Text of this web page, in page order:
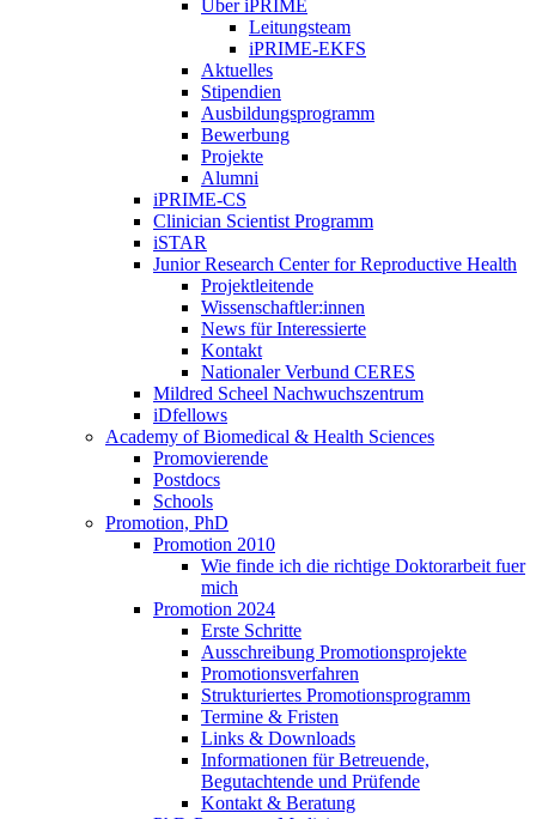
Über iPRIME
Leitungsteam
iPRIME-EKFS
Aktuelles
Stipendien
Ausbildungsprogramm
Bewerbung
Projekte
Alumni
iPRIME-CS
Clinician Scientist Programm
iSTAR
Junior Research Center for Reproductive Health
Projektleitende
Wissenschaftler:innen
News für Interessierte
Kontakt
Nationaler Verbund CERES
Mildred Scheel Nachwuchszentrum
iDfellows
Academy of Biomedical & Health Sciences
Promovierende
Postdocs
Schools
Promotion, PhD
Promotion 2010
Wie finde ich die richtige Doktorarbeit fuer
mich
Promotion 2024
Erste Schritte
Ausschreibung Promotionsprojekte
Promotionsverfahren
Strukturiertes Promotionsprogramm
Termine & Fristen
Links & Downloads
Informationen für Betreuende,
Begutachtende und Prüfende
Kontakt & Beratung